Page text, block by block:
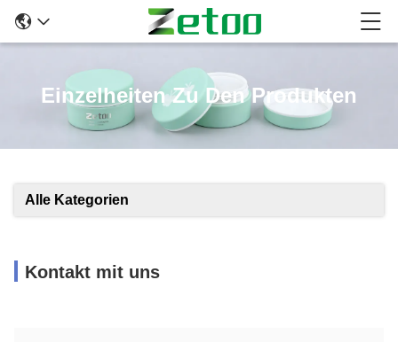
Einzelheiten Zu Den Produkten
Alle Kategorien
Kontakt mit uns